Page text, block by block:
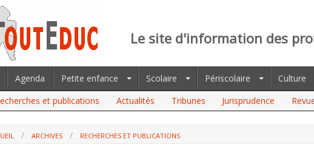
Le site d'information des
Agenda Petite enfance Scolaire Périscolaire Culture
et publications
Actualités Tribunes Jurisprudence
ARCHIVES
RECHERCHES ET PUBLICATIONS